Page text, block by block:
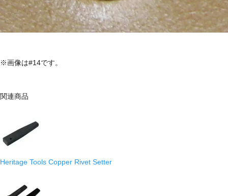
※画像は#14です。
関連商品
Heritage Tools Copper Rivet Setter